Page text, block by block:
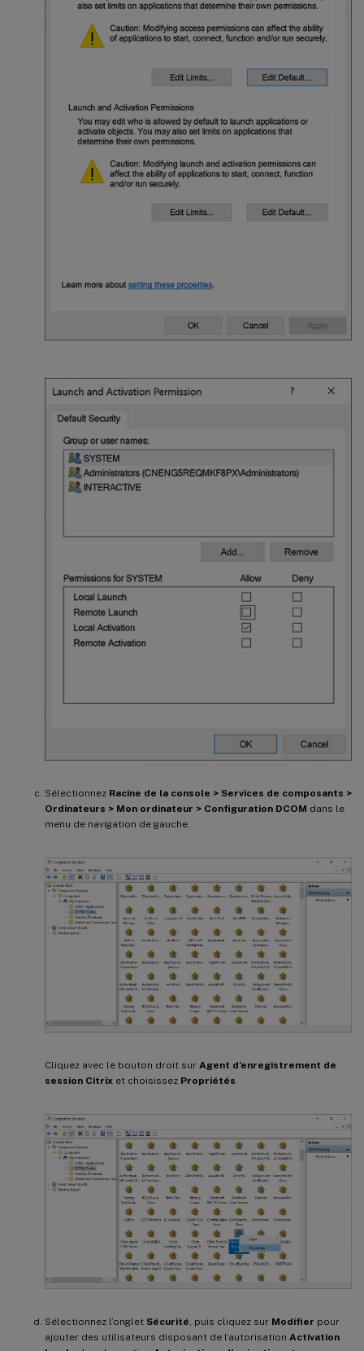
Sélectionnez Racine de la console > Services de composants >
Ordinateurs > Mon ordinateur > Configuration DCOM dans le
menu de navigation de gauche.
Cliquez avec le bouton droit sur Agent d’enregistrement de
session Citrix et choisissez Propriétés.
Sélectionnez l’onglet Sécurité, puis cliquez sur Modifier pour
ajouter des utilisateurs disposant de l’autorisation Activation